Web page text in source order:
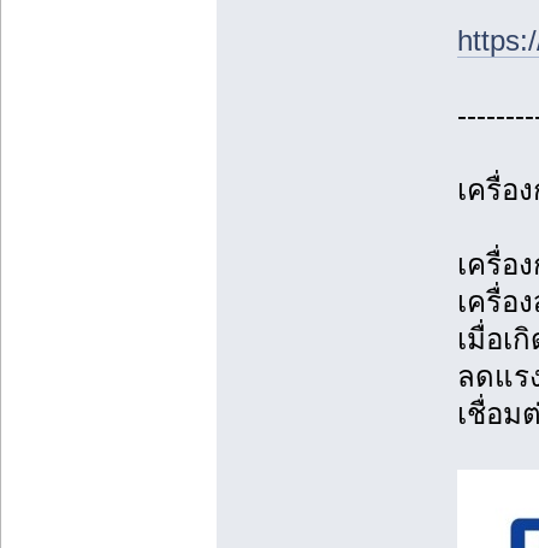
เครื่อ
เครื่อ
เครื่อ
เมื่อเ
ลดแร
เชื่อม